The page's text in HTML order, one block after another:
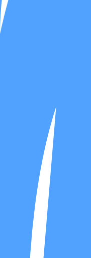
bagi pasien
perawat biasa.
dari tim dokter